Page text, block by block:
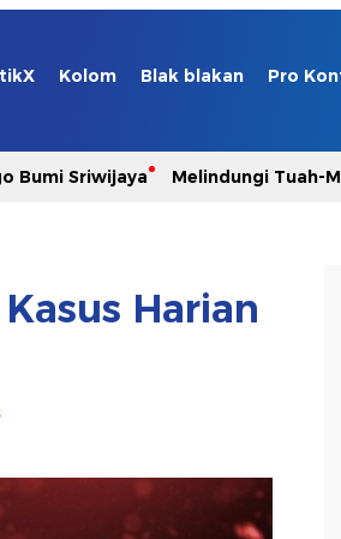
Kolom Blak blakan Pro
Bumi Sriwijaya Melindungi Tuah-
Harian